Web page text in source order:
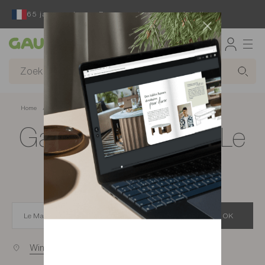
65 jaar reeds een Franse ontwerper en fabrikant
Gautier
Home app.seo.store_locator_city.title
Gautier-winkels in Le
Mans
OK
Winkels bij u in de buurt